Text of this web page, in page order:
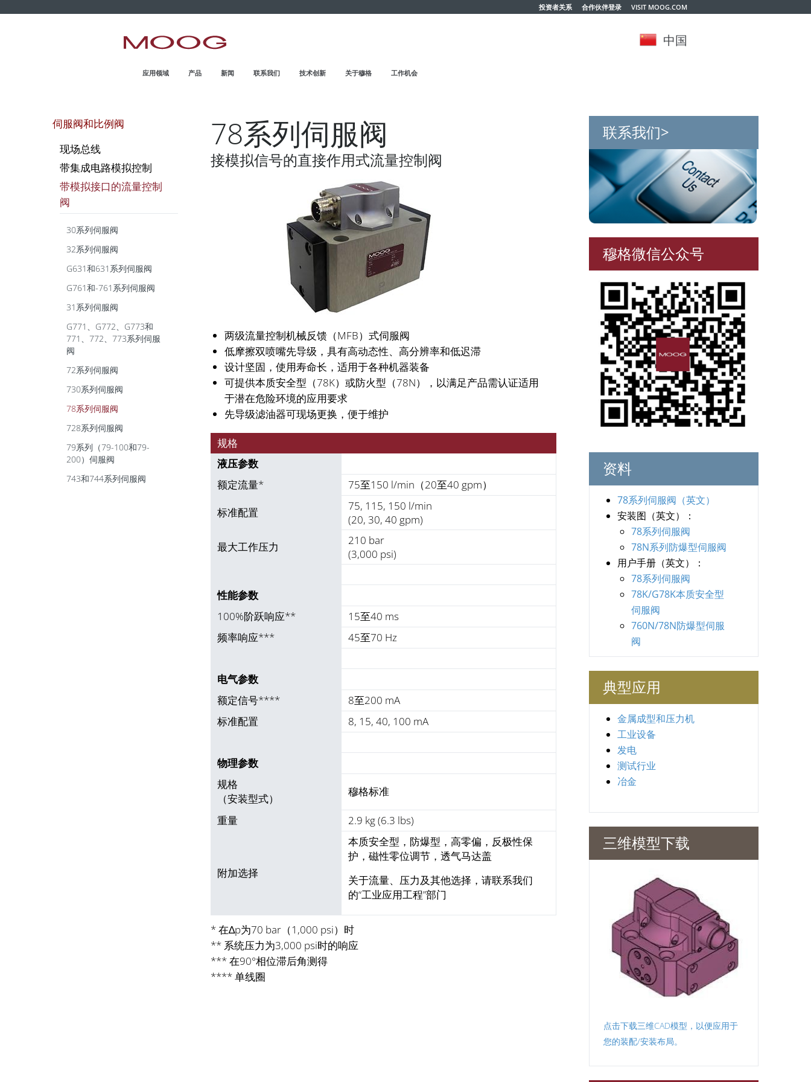
投资者关系 合作伙伴登录
VISIT MOOG.COM
中国
应用领域 产品 新闻 联系我们 技术创新 关于穆格 工作机会
伺服阀和比例阀
现场总线
带集成电路模拟控制
带模拟接口的流量控制
阀
30系列伺服阀
32系列伺服阀
G631和631系列伺服阀
G761和-761系列伺服阀
31系列伺服阀
G771、G772、G773和
771、772、773系列伺服
阀
72系列伺服阀
730系列伺服阀
78系列伺服阀
728系列伺服阀
79系列（79-100和79-
200）伺服阀
743和744系列伺服阀
78系列伺服阀
接模拟信号的直接作用式流量控制阀
两级流量控制机械反馈（MFB）式伺服阀
低摩擦双喷嘴先导级，具有高动态性、高分辨率和低迟滞
设计坚固，使用寿命长，适用于各种机器装备
可提供本质安全型（78K）或防火型（78N），以满足产品需认证适用
于潜在危险环境的应用要求
先导级滤油器可现场更换，便于维护
规格
液压参数
额定流量*
75至150 l/min（20至40 gpm）
标准配置
75, 115, 150 l/min
(20, 30, 40 gpm)
最大工作压力
210 bar
(3,000 psi)
性能参数
100%阶跃响应**
15至40 ms
频率响应***
45至70 Hz
电气参数
额定信号****
8至200 mA
标准配置
8, 15, 40, 100 mA
物理参数
规格
（安装型式）
穆格标准
重量 2.9 kg (6.3 lbs)
附加选择
本质安全型，防爆型，高零偏，反极性保
护，磁性零位调节，透气马达盖
关于流量、压力及其他选择，请联系我们
的“工业应用工程”部门
* 在∆p为70 bar（1,000 psi）时
** 系统压力为3,000 psi时的响应
*** 在90°相位滞后角测得
**** 单线圈
联系我们>
穆格微信公众号
资料
78系列伺服阀（英文）
安装图（英文）：
78系列伺服阀
78N系列防爆型伺服阀
用户手册（英文）：
78系列伺服阀
78K/G78K本质安全型
伺服阀
760N/78N防爆型伺服
阀
典型应用
金属成型和压力机
工业设备
发电
测试行业
冶金
三维模型下载
点击下载三维CAD模型，以便应用于
您的装配/安装布局。